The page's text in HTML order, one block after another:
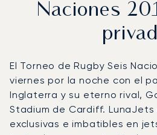
Naciones
El Torneo de Rugby Seis
viernes por la noche con el
Inglaterra y su eterno rival,
Stadium de Cardiff.
exclusivas e imbatibles en